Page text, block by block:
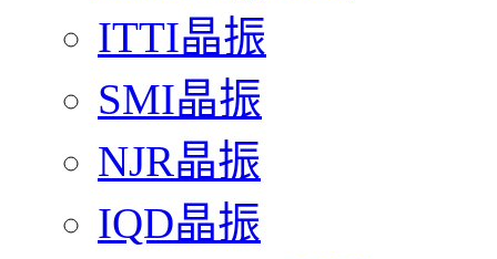
ITTI晶振
SMI晶振
NJR晶振
IQD晶振